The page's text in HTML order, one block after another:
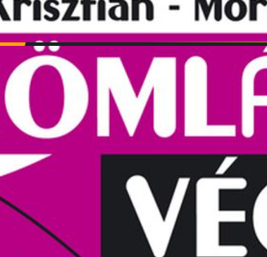
ELŐADÁSOK INFORMÁCIÓK SZÍNHÁZ